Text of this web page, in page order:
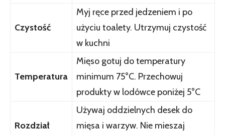
Czystość
Myj ręce przed jedzeniem i po
użyciu toalety. Utrzymuj czystość
w kuchni
Temperatura
Mięso gotuj do temperatury
minimum 75°C. Przechowuj
produkty w lodówce poniżej 5°C
Rozdział
Używaj oddzielnych desek do
mięsa i warzyw. Nie mieszaj